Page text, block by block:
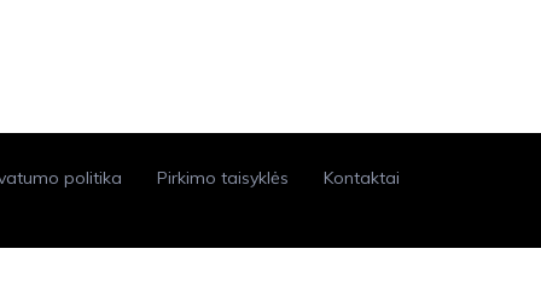
politika Pirkimo taisyklės Kontaktai